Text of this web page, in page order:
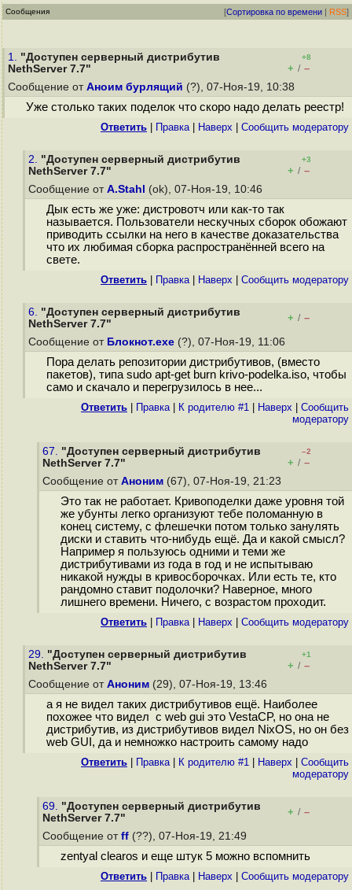
Сообщения [Сортировка по времени | RSS]
1. "Доступен серверный дистрибутив
NethServer 7.7"
+8
+ / –
Сообщение от Аноим бурлящий (?), 07-Ноя-19, 10:38
Уже столько таких поделок что скоро надо делать реестр!
Ответить Правка| Наверх Cообщить модератору
2. "Доступен серверный дистрибутив
NethServer 7.7"
+3
+ / –
Сообщение от A.Stahl (ok), 07-Ноя-19, 10:46
Дык есть же уже: дистровотч или как-то так
называется. Пользователи нескучных сборок обожают
приводить ссылки на него в качестве доказательства
что их любимая сборка распространённей всего на
свете.
Ответить Правка| Наверх Cообщить модератору
6. "Доступен серверный дистрибутив
NethServer 7.7"
+ / –
Сообщение от Блокнот.exe (?), 07-Ноя-19, 11:06
Пора делать репозитории дистрибутивов, (вместо
пакетов), типа sudo apt-get burn krivo-podelka.iso, чтобы
само и скачало и перегрузилось в нее...
Ответить Правка| К родителю #1 Наверх
Cообщить
модератору
67. "Доступен серверный дистрибутив
NethServer 7.7"
–2
+ / –
Сообщение от Аноним (67), 07-Ноя-19, 21:23
Это так не работает. Кривоподелки даже уровня той
же убунты легко организуют тебе поломанную в
конец систему, с флешечки потом только занулять
диски и ставить что-нибудь ещё. Да и какой смысл?
Например я пользуюсь одними и теми же
дистрибутивами из года в год и не испытываю
никакой нужды в кривосборочках. Или есть те, кто
рандомно ставит подолочки? Наверное, много
лишнего времени. Ничего, с возрастом проходит.
Ответить Правка| Наверх Cообщить модератору
29. "Доступен серверный дистрибутив
NethServer 7.7"
+1
+ / –
Сообщение от Аноним (29), 07-Ноя-19, 13:46
а я не видел таких дистрибутивов ещё. Наиболее
похожее что видел с web gui это VestaCP, но она не
дистрибутив, из дистрибутивов видел NixOS, но он без
web GUI, да и немножко настроить самому надо
Ответить Правка| К родителю #1 Наверх
Cообщить
модератору
69. "Доступен серверный дистрибутив
NethServer 7.7"
+ / –
Сообщение от ff (??), 07-Ноя-19, 21:49
zentyal clearos и еще штук 5 можно вспомнить
Ответить Правка| Наверх Cообщить модератору